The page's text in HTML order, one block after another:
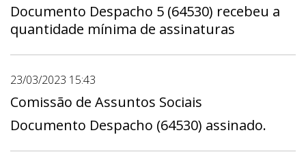
Documento Despacho 5 (64530) recebeu a
quantidade mínima de assinaturas
23/03/2023 15:43
Comissão de Assuntos Sociais
Documento Despacho (64530) assinado.